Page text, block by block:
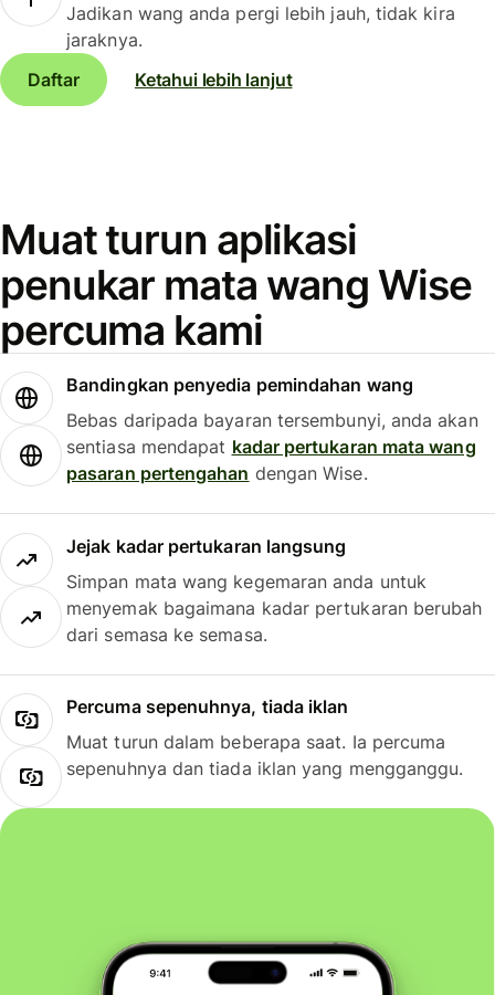
Jadikan wang anda pergi lebih jauh, tidak kira
jaraknya.
Daftar
Ketahui lebih lanjut
Muat turun aplikasi
penukar mata wang Wise
percuma kami
Bandingkan penyedia pemindahan wang
Bebas daripada bayaran tersembunyi, anda akan
sentiasa mendapat kadar pertukaran mata wang
pasaran pertengahan dengan Wise.
Jejak kadar pertukaran langsung
Simpan mata wang kegemaran anda untuk
menyemak bagaimana kadar pertukaran berubah
dari semasa ke semasa.
Percuma sepenuhnya, tiada iklan
Muat turun dalam beberapa saat. Ia percuma
sepenuhnya dan tiada iklan yang mengganggu.